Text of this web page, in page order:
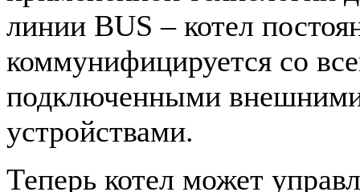
линии BUS – котел
коммунифицируется со
подключенными
устройствами.
Теперь котел может